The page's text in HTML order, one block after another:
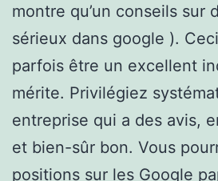
montre qu’un conseils sur
sérieux dans google ).
parfois être un excellent
mérite. Privilégiez
entreprise qui a des avis,
et bien-sûr bon. Vous
positions sur les Google